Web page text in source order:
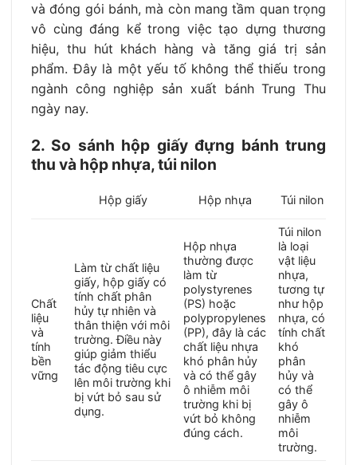
và đóng gói bánh, mà còn mang tầm quan trọng
vô cùng đáng kể trong việc tạo dựng thương
hiệu, thu hút khách hàng và tăng giá trị sản
phẩm. Đây là một yếu tố không thể thiếu trong
ngành công nghiệp sản xuất bánh Trung Thu
ngày nay.
2. So sánh hộp giấy đựng bánh trung
thu và hộp nhựa, túi nilon
Hộp giấy Hộp nhựa Túi nilon
Chất
liệu
và
tính
bền
vững
Làm từ chất liệu
giấy, hộp giấy có
tính chất phân
hủy tự nhiên và
thân thiện với môi
trường. Điều này
giúp giảm thiểu
tác động tiêu cực
lên môi trường khi
bị vứt bỏ sau sử
dụng.
Hộp nhựa
thường được
làm từ
polystyrenes
(PS) hoặc
polypropylenes
(PP), đây là các
chất liệu nhựa
khó phân hủy
và có thể gây
ô nhiễm môi
trường khi bị
vứt bỏ không
đúng cách.
Túi nilon
là loại
vật liệu
nhựa,
tương tự
như hộp
nhựa, có
tính chất
khó
phân
hủy và
có thể
gây ô
nhiễm
môi
trường.